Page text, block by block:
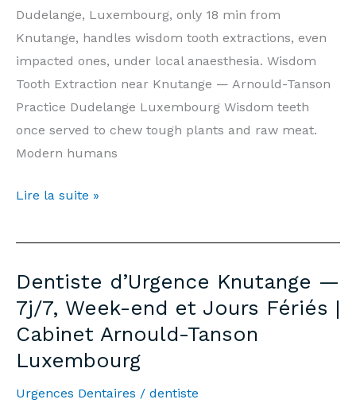
Tanson
Luxembourg
Dudelange, Luxembourg, only 18 min from
Knutange, handles wisdom tooth extractions, even
impacted ones, under local anaesthesia. Wisdom
Tooth Extraction near Knutange — Arnould-Tanson
Practice Dudelange Luxembourg Wisdom teeth
once served to chew tough plants and raw meat.
Modern humans
Wisdom
Extraction
—
Prices
&
Information
Arnould-
Lire la suite »
Dentiste d’Urgence Knutange —
7j/7, Week-end et Jours Fériés |
Cabinet Arnould-Tanson
Luxembourg
Urgences Dentaires / dentiste